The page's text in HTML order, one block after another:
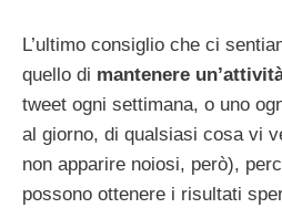
L’ultimo consiglio che ci
quello di mantenere
tweet ogni settimana, o uno
al giorno, di qualsiasi cosa vi
non apparire noiosi, però),
possono ottenere i risultati